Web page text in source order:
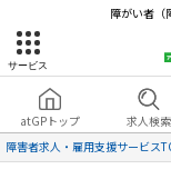
障がい者（
サービス
atGPトップ 求人検索
障害者求人・雇用支援サービス
障
サ
会員登録 無料